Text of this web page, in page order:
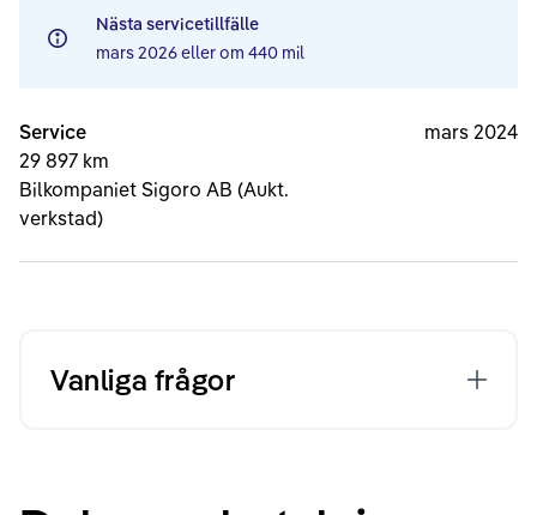
Nästa servicetillfälle
mars 2026eller om 440 mil
Service
29 897 km
Bilkompaniet Sigoro AB (Aukt.
verkstad)
mars 2024
Vanliga frågor